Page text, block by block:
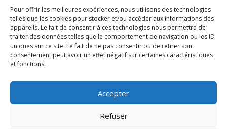
Pour offrir les meilleures expériences, nous utilisons des technologies
telles que les cookies pour stocker et/ou accéder aux informations des
appareils. Le fait de consentir à ces technologies nous permettra de
traiter des données telles que le comportement de navigation ou les ID
uniques sur ce site. Le fait de ne pas consentir ou de retirer son
consentement peut avoir un effet négatif sur certaines caractéristiques
et fonctions.
Accepter
Refuser
pas uniquement de
Daniel Moquet : quand les avis clients
deviennent un levier d’amélioration